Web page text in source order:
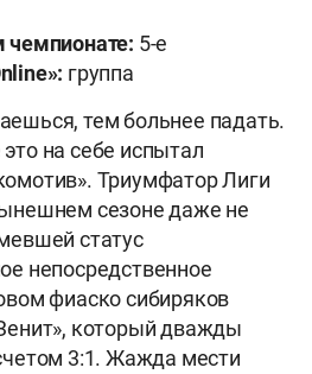
чемпионате: 5-е
группа
тем больнее падать.
на себе испытал
Триумфатор Лиги
сезоне даже не
статус
непосредственное
фиаско сибиряков
который дважды
3:1. Жажда мести